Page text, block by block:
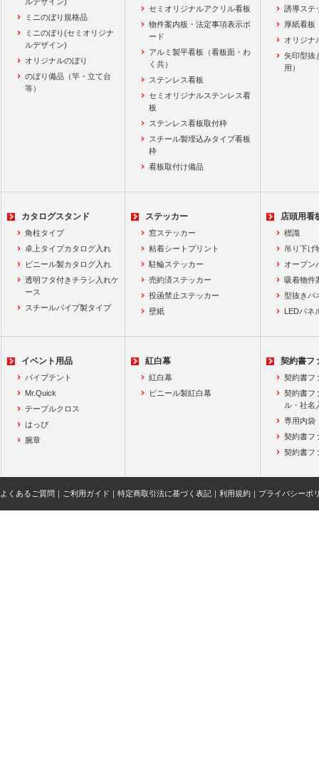
ミニのぼり規格品
ミニのぼり(セミオリジナ
ルデザイン)
オリジナルのぼり
のぼり備品（竿・立て台
等）
セミオリジナルアクリル看板
物件案内板・法定事項表示ボ
ード
アルミ製平看板（看板面・わ
く共）
ステンレス看板
セミオリジナルステンレス看
板
ステンレス看板取付枠
スチール製埋込みタイプ看板
枠
看板取付け備品
誘導ステ
厚紙看板
オリジナ
矢印型抜
用）
カタログスタンド
角柱タイプ
卓上タイプカタログ入れ
ビニール製カタログ入れ
透明フタ付きチラシ入れケ
ース
スチールパイプ製タイプ
ステッカー
窓ステッカー
粘着シートプリント
駐輪ステッカー
売約済ステッカー
投函禁止ステッカー
壁紙
店頭用看
標識
吊り下げ
オープン
吸着物件
型抜きパ
LEDパネ
イベント用品
パイプテント
Mr.Quick
テーブルクロス
はっぴ
腕章
紅白幕
紅白幕
ビニール製紅白幕
契約書フ
契約書フ
契約書フ
ル・社名
専用内袋
契約書フ
契約書フ
よくあるご質問 ご利用ガイド 特定商取引法に基づく表記 利用規約 プライバシーポ